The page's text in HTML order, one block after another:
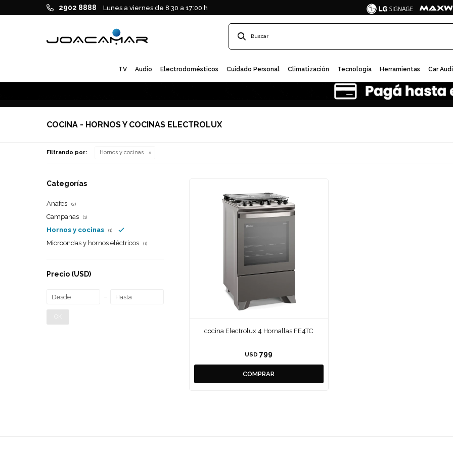
TV Audio Electrodomésticos Cuidado Personal Climatización Tecnología Herramientas Car
2902 8888 Lunes a viernes de 8:30 a 17:00 h
COCINA - HORNOS Y COCINAS ELECTROLUX
Filtrando por: Hornos y cocinas
cocina Electrolux 4 Hornallas FE4TC
USD 799
Categorías
Anafes (2)
Campanas (1)
Hornos y cocinas (1)
Microondas y hornos eléctricos (1)
Precio (USD)